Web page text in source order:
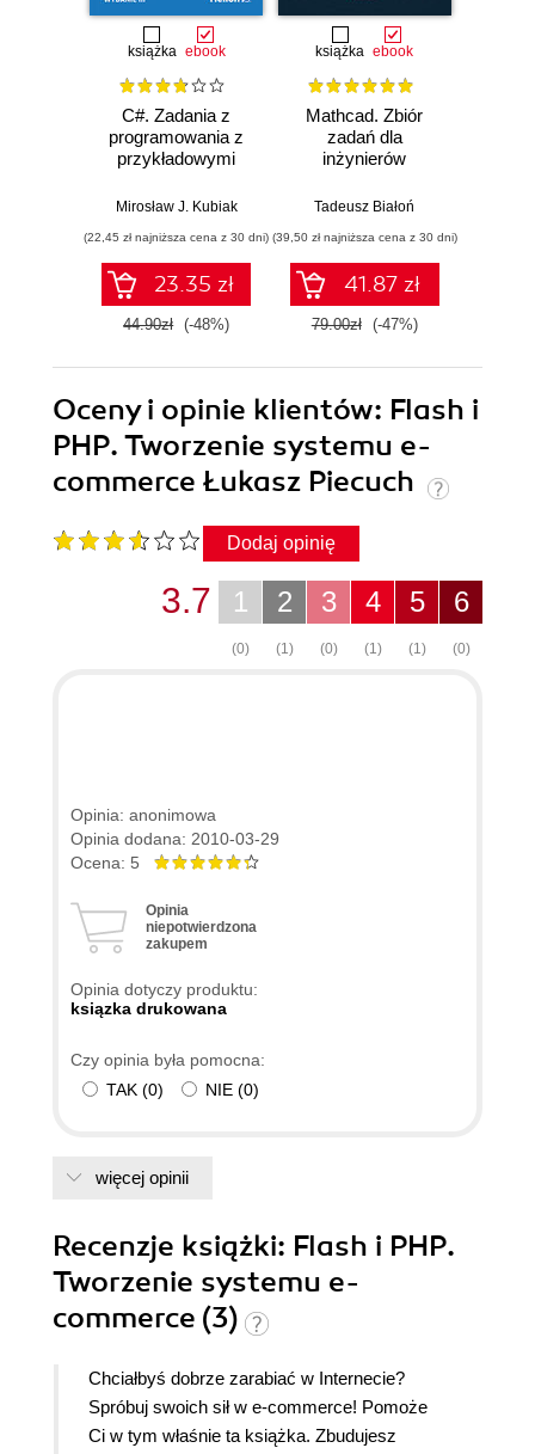
książka ebook
C#. Zadania z
programowania z
przykładowymi
Wydanie III
Mirosław J. Kubiak
(22,45 zł najniższa cena z 30 dni)
23.35 zł
44.90zł (-48%)
książka ebook
Mathcad. Zbiór
zadań dla
inżynierów
Tadeusz Białoń
(39,50 zł najniższa cena z 30 dni)
41.87 zł
79.00zł (-47%)
Oceny i opinie klientów: Flash i
PHP. Tworzenie systemu e-
commerce Łukasz Piecuch
Dodaj opinię
6
(0)
5
(1)
4
(1)
3
(0)
2
(1)
1
(0)
3.7
Opinia: anonimowa
Opinia dodana: 2010-03-29
Ocena: 5
Opinia
niepotwierdzona
zakupem
Opinia dotyczy produktu:
ksiązka drukowana
Czy opinia była pomocna:
TAK (0) NIE (0)
więcej opinii
Recenzje książki: Flash i PHP.
Tworzenie systemu e-
commerce (3)
Chciałbyś dobrze zarabiać w Internecie?
Spróbuj swoich sił w e-commerce! Pomoże
Ci w tym właśnie ta książka. Zbudujesz